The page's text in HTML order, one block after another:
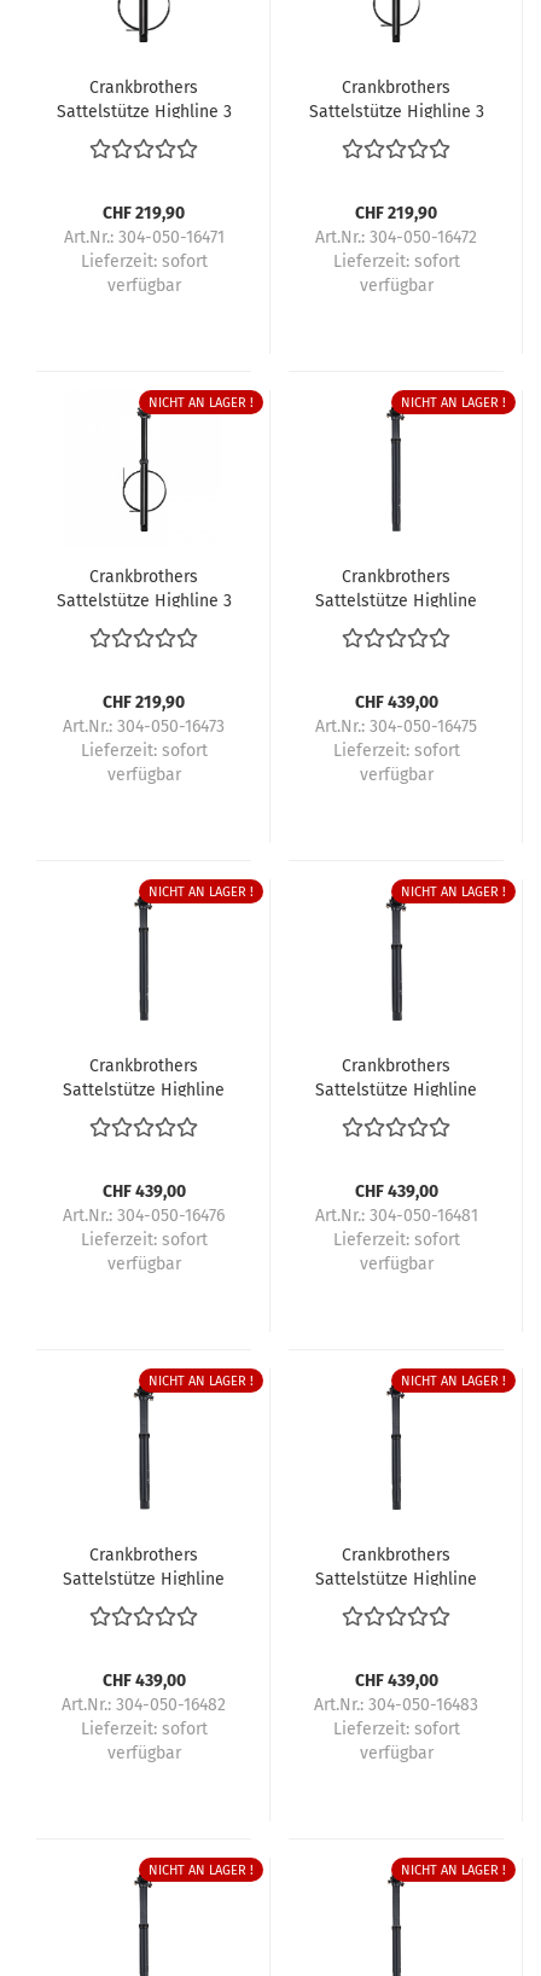
Crankbrothers
Sattelstütze Highline 3
CHF 219,90
Art.Nr.: 304-050-16471
Lieferzeit: sofort
verfügbar
Crankbrothers
Sattelstütze Highline 3
CHF 219,90
Art.Nr.: 304-050-16472
Lieferzeit: sofort
verfügbar
NICHT AN LAGER !
Crankbrothers
Sattelstütze Highline 3
CHF 219,90
Art.Nr.: 304-050-16473
Lieferzeit: sofort
verfügbar
NICHT AN LAGER !
Crankbrothers
Sattelstütze Highline
11
CHF 439,00
Art.Nr.: 304-050-16475
Lieferzeit: sofort
verfügbar
NICHT AN LAGER !
Crankbrothers
Sattelstütze Highline
11
CHF 439,00
Art.Nr.: 304-050-16476
Lieferzeit: sofort
verfügbar
NICHT AN LAGER !
Crankbrothers
Sattelstütze Highline
11
CHF 439,00
Art.Nr.: 304-050-16481
Lieferzeit: sofort
verfügbar
NICHT AN LAGER !
Crankbrothers
Sattelstütze Highline
11
CHF 439,00
Art.Nr.: 304-050-16482
Lieferzeit: sofort
verfügbar
NICHT AN LAGER !
Crankbrothers
Sattelstütze Highline
11
CHF 439,00
Art.Nr.: 304-050-16483
Lieferzeit: sofort
verfügbar
NICHT AN LAGER ! NICHT AN LAGER !